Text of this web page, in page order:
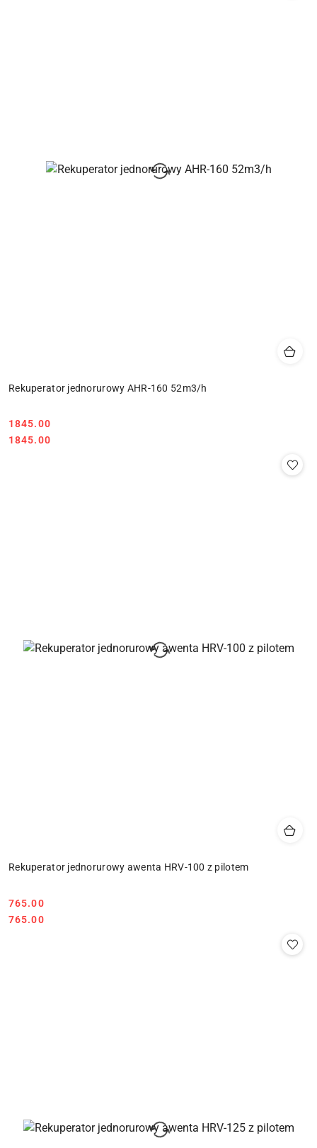
Rekuperator jednorurowy AHR-160 52m3/h
Cena:
1845.00
Cena:
1845.00
Rekuperator jednorurowy awenta HRV-100 z pilotem
Cena:
765.00
Cena:
765.00